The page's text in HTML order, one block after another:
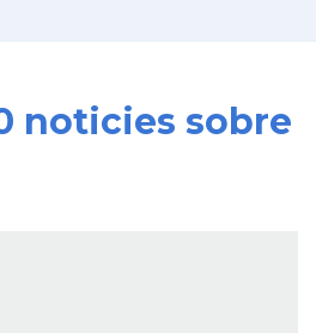
a CHELTENHAM
noticies sobre